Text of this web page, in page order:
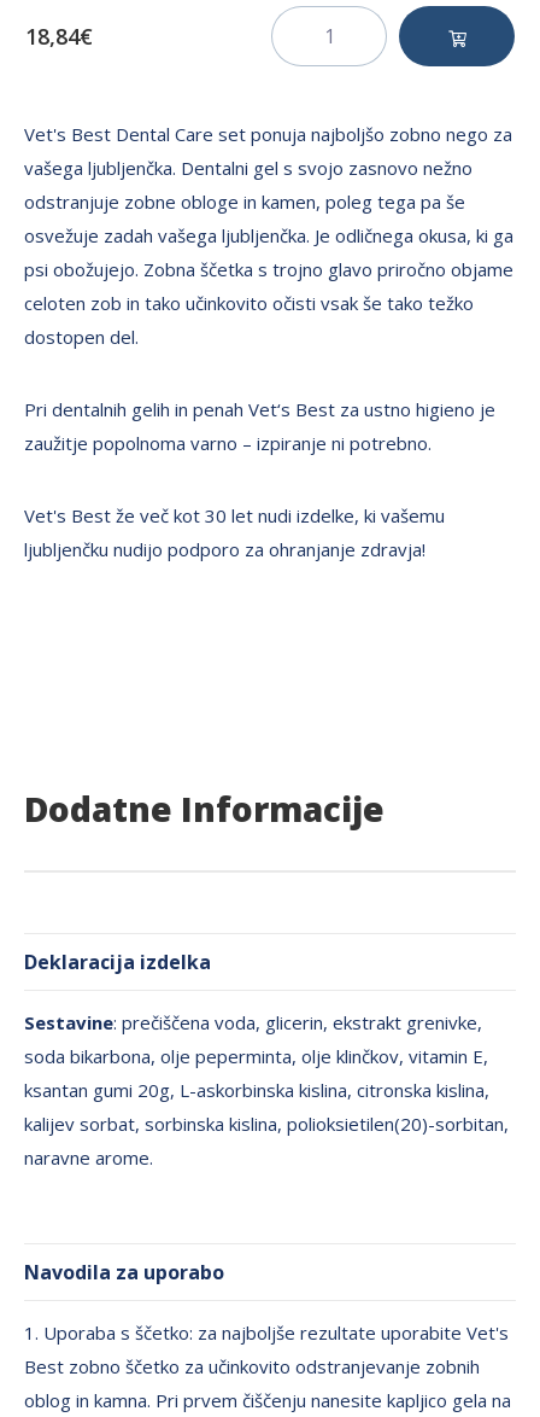
18,84€
Vet's Best Dental Care set ponuja najboljšo zobno nego za
vašega ljubljenčka. Dentalni gel s svojo zasnovo nežno
odstranjuje zobne obloge in kamen, poleg tega pa še
osvežuje zadah vašega ljubljenčka. Je odličnega okusa, ki ga
psi obožujejo. Zobna ščetka s trojno glavo priročno objame
celoten zob in tako učinkovito očisti vsak še tako težko
dostopen del.
Pri dentalnih gelih in penah Vet‘s Best za ustno higieno je
zaužitje popolnoma varno – izpiranje ni potrebno.
Vet's Best že več kot 30 let nudi izdelke, ki vašemu
ljubljenčku nudijo podporo za ohranjanje zdravja!
Dodatne Informacije
Deklaracija izdelka
Sestavine: prečiščena voda, glicerin, ekstrakt grenivke,
soda bikarbona, olje peperminta, olje klinčkov, vitamin E,
ksantan gumi 20g, L-askorbinska kislina, citronska kislina,
kalijev sorbat, sorbinska kislina, polioksietilen(20)-sorbitan,
naravne arome.
Navodila za uporabo
1. Uporaba s ščetko: za najboljše rezultate uporabite Vet's
Best zobno ščetko za učinkovito odstranjevanje zobnih
oblog in kamna. Pri prvem čiščenju nanesite kapljico gela na